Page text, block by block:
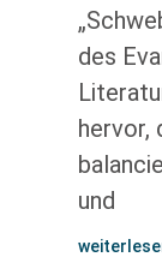
des
hervor,
und